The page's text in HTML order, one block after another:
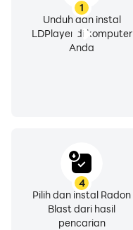
1
Unduh dan instal
LDPlayer di komputer
Anda
4
Pilih dan instal Radon
Blast dari hasil
pencarian